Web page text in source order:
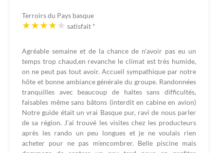
Terroirs du Pays basque
satisfait *
Agréable semaine et de la chance de n'avoir pas eu un
temps trop chaud,en revanche le climat est très humide,
on ne peut pas tout avoir. Accueil sympathique par notre
hôte et bonne ambiance générale du groupe. Randonnées
tranquilles avec beaucoup de haltes sans difficultés,
faisables même sans bâtons (interdit en cabine en avion)
Notre guide était un vrai Basque pur, ravi de nous parler
de sa région. J'ai trouvé les visites chez les producteurs
après les rando un peu longues et je ne voulais rien
acheter pour ne pas m’encombrer. Belle piscine mais